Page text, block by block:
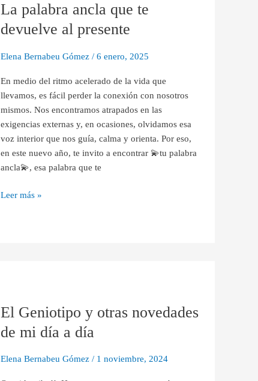
La palabra ancla que te
devuelve al presente
Elena Bernabeu Gómez / 6 enero, 2025
En medio del ritmo acelerado de la vida que
llevamos, es fácil perder la conexión con nosotros
mismos. Nos encontramos atrapados en las
exigencias externas y, en ocasiones, olvidamos esa
voz interior que nos guía, calma y orienta. Por eso,
en este nuevo año, te invito a encontrar 💫tu palabra
ancla💫, esa palabra que te
ancla
que
te
presente
Leer más »
El Geniotipo y otras novedades
de mi día a día
Elena Bernabeu Gómez / 1 noviembre, 2024
y
novedades